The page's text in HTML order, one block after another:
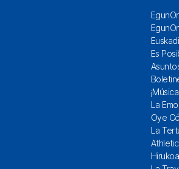
Es
La
Oye
La